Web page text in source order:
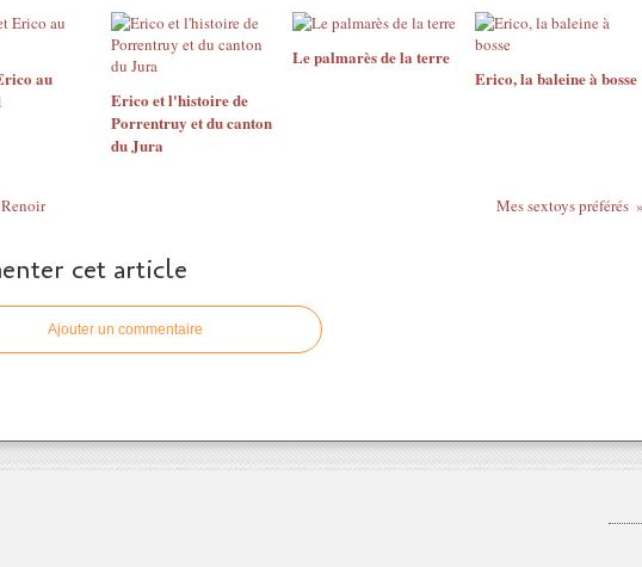
au
Erico et l'histoire de
Porrentruy et du canton
du Jura
Le palmarès de la terre
Erico, la baleine à bosse
Mes sextoys préférés
cet article
Ajouter un commentaire